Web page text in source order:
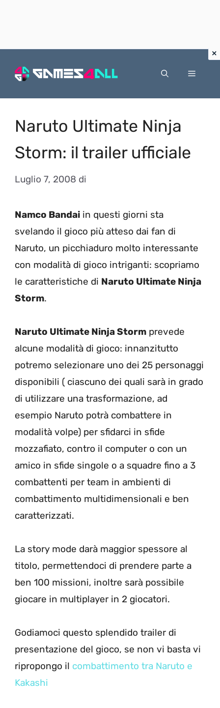
Menu
Naruto Ultimate Ninja
Storm: il trailer ufficiale
Luglio 7, 2008 di
Namco Bandai in questi giorni sta
svelando il gioco più atteso dai fan di
Naruto, un picchiaduro molto interessante
con modalità di gioco intriganti: scopriamo
le caratteristiche di Naruto Ultimate Ninja
Storm.
Naruto Ultimate Ninja Storm prevede
alcune modalità di gioco: innanzitutto
potremo selezionare uno dei 25 personaggi
disponibili ( ciascuno dei quali sarà in grado
di utilizzare una trasformazione, ad
esempio Naruto potrà combattere in
modalità volpe) per sfidarci in sfide
mozzafiato, contro il computer o con un
amico in sfide singole o a squadre fino a 3
combattenti per team in ambienti di
combattimento multidimensionali e ben
caratterizzati.
La story mode darà maggior spessore al
titolo, permettendoci di prendere parte a
ben 100 missioni, inoltre sarà possibile
giocare in multiplayer in 2 giocatori.
Godiamoci questo splendido trailer di
presentazione del gioco, se non vi basta vi
ripropongo il combattimento tra Naruto e
Kakashi